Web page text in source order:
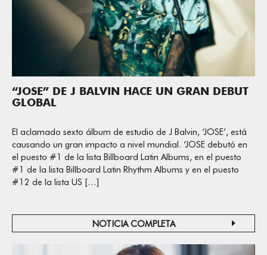
“JOSE” DE J BALVIN HACE UN GRAN DEBUT
GLOBAL
El aclamado sexto álbum de estudio de J Balvin, ‘JOSE’, está
causando un gran impacto a nivel mundial. ‘JOSE debutó en
el puesto #1 de la lista Billboard Latin Albums, en el puesto
#1 de la lista Billboard Latin Rhythm Albums y en el puesto
#12 de la lista US […]
NOTICIA COMPLETA